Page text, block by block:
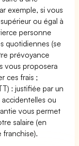
exemple, si vous
ou égal à
personne
quotidiennes (se
prévoyance
vous proposera
ces frais ;
: justifiée par un
accidentelles ou
vous permet
salaire (en
franchise).